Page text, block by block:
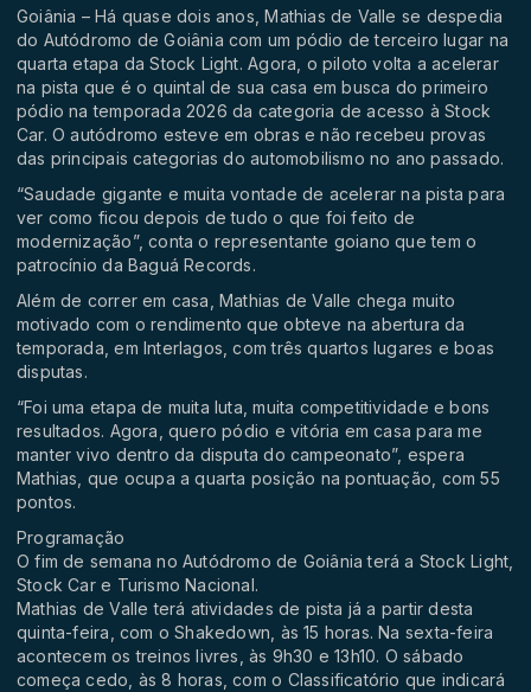
Goiânia – Há quase dois anos, Mathias de Valle se despedia
do Autódromo de Goiânia com um pódio de terceiro lugar na
quarta etapa da Stock Light. Agora, o piloto volta a acelerar
na pista que é o quintal de sua casa em busca do primeiro
pódio na temporada 2026 da categoria de acesso à Stock
Car. O autódromo esteve em obras e não recebeu provas
das principais categorias do automobilismo no ano passado.
“Saudade gigante e muita vontade de acelerar na pista para
ver como ficou depois de tudo o que foi feito de
modernização”, conta o representante goiano que tem o
patrocínio da Baguá Records.
Além de correr em casa, Mathias de Valle chega muito
motivado com o rendimento que obteve na abertura da
temporada, em Interlagos, com três quartos lugares e boas
disputas.
“Foi uma etapa de muita luta, muita competitividade e bons
resultados. Agora, quero pódio e vitória em casa para me
manter vivo dentro da disputa do campeonato”, espera
Mathias, que ocupa a quarta posição na pontuação, com 55
pontos.
Programação
O fim de semana no Autódromo de Goiânia terá a Stock Light,
Stock Car e Turismo Nacional.
Mathias de Valle terá atividades de pista já a partir desta
quinta-feira, com o Shakedown, às 15 horas. Na sexta-feira
acontecem os treinos livres, às 9h30 e 13h10. O sábado
começa cedo, às 8 horas, com o Classificatório que indicará